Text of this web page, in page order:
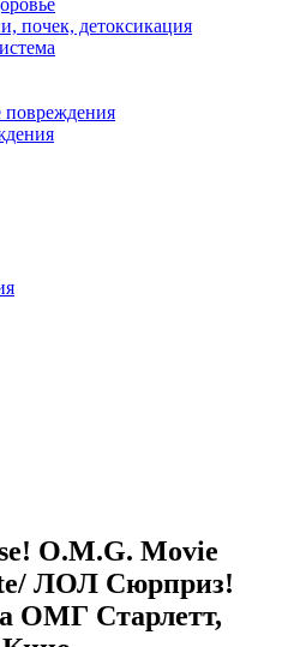
почек, детоксикация
O.M.G. Movie
ЛОЛ Сюрприз!
ОМГ Старлетт,